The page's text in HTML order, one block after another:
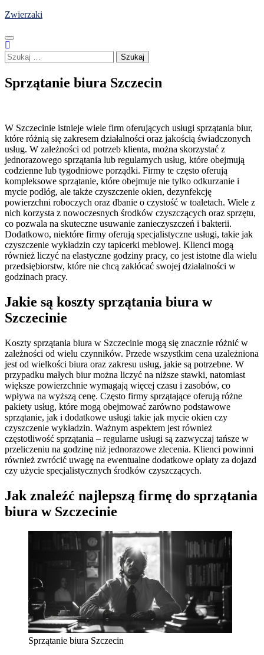
Skip
content
Zwierzaki
Szukaj:
Sprzątanie biura Szczecin
W Szczecinie istnieje wiele firm oferujących usługi sprzątania biur,
które różnią się zakresem działalności oraz jakością świadczonych
usług. W zależności od potrzeb klienta, można skorzystać z
jednorazowego sprzątania lub regularnych usług, które obejmują
codzienne lub tygodniowe porządki. Firmy te często oferują
kompleksowe sprzątanie, które obejmuje nie tylko odkurzanie i
mycie podłóg, ale także czyszczenie okien, dezynfekcję
powierzchni roboczych oraz dbanie o czystość w toaletach. Wiele z
nich korzysta z nowoczesnych środków czyszczących oraz sprzętu,
co pozwala na skuteczne usuwanie zanieczyszczeń i bakterii.
Dodatkowo, niektóre firmy oferują specjalistyczne usługi, takie jak
czyszczenie wykładzin czy tapicerki meblowej. Klienci mogą
również liczyć na elastyczne godziny pracy, co jest istotne dla wielu
przedsiębiorstw, które nie chcą zakłócać swojej działalności w
godzinach pracy.
Jakie są koszty sprzątania biura w
Szczecinie
Koszty sprzątania biura w Szczecinie mogą się znacznie różnić w
zależności od wielu czynników. Przede wszystkim cena uzależniona
jest od wielkości biura oraz zakresu usług, jakie są potrzebne. W
przypadku małych biur można liczyć na niższe stawki, natomiast
większe powierzchnie wymagają więcej czasu i zasobów, co
wpływa na wyższą cenę. Często firmy sprzątające oferują różne
pakiety usług, które mogą obejmować zarówno podstawowe
sprzątanie, jak i dodatkowe usługi takie jak mycie okien czy
czyszczenie wykładzin. Ważnym aspektem jest również
częstotliwość sprzątania – regularne usługi są zazwyczaj tańsze w
przeliczeniu na godzinę niż jednorazowe zlecenia. Klienci powinni
również zwrócić uwagę na ewentualne dodatkowe opłaty za dojazd
czy użycie specjalistycznych środków czyszczących.
Jak znaleźć najlepszą firmę do sprzątania
biura w Szczecinie
Sprzątanie biura Szczecin